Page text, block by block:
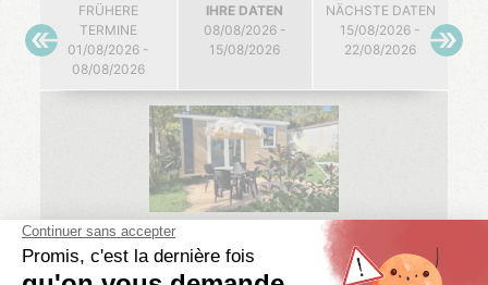
FRÜHERE
TERMINE
01/08/2026 -
08/08/2026
IHRE DATEN
08/08/2026 -
15/08/2026
NÄCHSTE DATEN
15/08/2026 -
22/08/2026
STANDARD
TENNESSY STANDARD